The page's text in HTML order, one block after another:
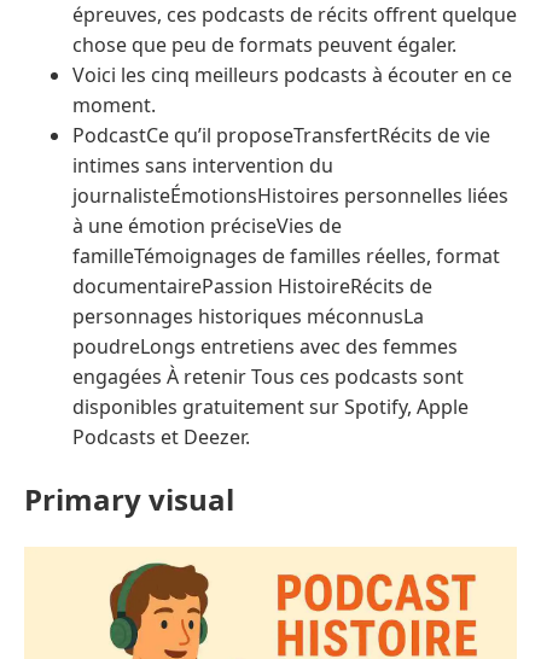
épreuves, ces podcasts de récits offrent quelque
chose que peu de formats peuvent égaler.
Voici les cinq meilleurs podcasts à écouter en ce
moment.
PodcastCe qu’il proposeTransfertRécits de vie
intimes sans intervention du
journalisteÉmotionsHistoires personnelles liées
à une émotion préciseVies de
familleTémoignages de familles réelles, format
documentairePassion HistoireRécits de
personnages historiques méconnusLa
poudreLongs entretiens avec des femmes
engagées À retenir Tous ces podcasts sont
disponibles gratuitement sur Spotify, Apple
Podcasts et Deezer.
Primary visual